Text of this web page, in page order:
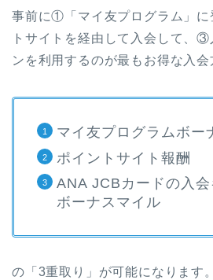
事前に①「マイ友プログラム」
トサイトを経由して入会して、
ンを利用するのが最もお得な入会
マイ友プログラムボー
ポイントサイト報酬
ANA JCBカードの入
ボーナスマイル
の「3重取り」が可能になります。